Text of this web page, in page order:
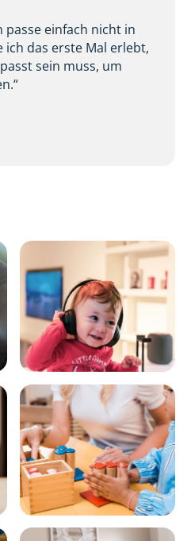
passe einfach nicht in
ich das erste Mal erlebt,
sein muss, um